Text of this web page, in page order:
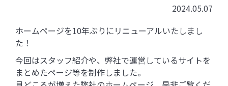
2024.05.07
ホームページを10年ぶりにリニューアルいたしまし
た！
今回はスタッフ紹介や、弊社で運営しているサイトを
まとめたページ等を制作しました。